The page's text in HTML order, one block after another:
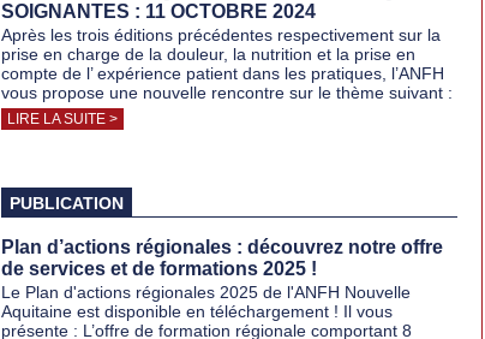
SOIGNANTES : 11 OCTOBRE 2024
Après les trois éditions précédentes respectivement sur la
prise en charge de la douleur, la nutrition et la prise en
compte de l’ expérience patient dans les pratiques, l’ANFH
vous propose une nouvelle rencontre sur le thème suivant :
LIRE LA SUITE >
PUBLICATION
Plan d’actions régionales : découvrez notre offre
de services et de formations 2025 !
Le Plan d'actions régionales 2025 de l'ANFH Nouvelle
Aquitaine est disponible en téléchargement ! Il vous
présente : L’offre de formation régionale comportant 8